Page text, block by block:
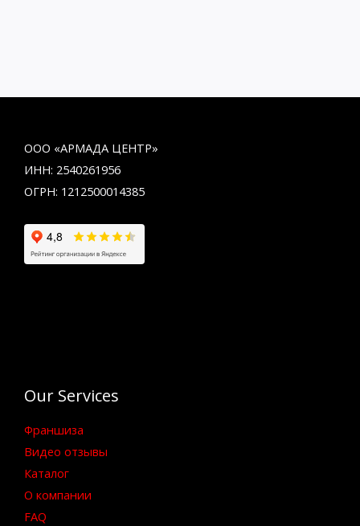
ООО «АРМАДА ЦЕНТР»
ИНН: 2540261956
ОГРН: 1212500014385
Our Services
Франшиза
Видео отзывы
Каталог
О компании
FAQ